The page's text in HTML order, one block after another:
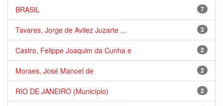
7
BRASIL
3
Tavares, Jorge de Avilez Juzarte ...
2
Castro, Felippe Joaquim da Cunha e
2
Moraes, José Manoel de
2
RIO DE JANEIRO (Município)